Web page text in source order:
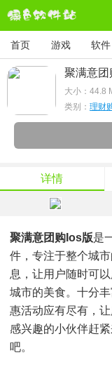
首页 游戏 软件
聚满意团
大小： 44.8
类别： 理财
详情
聚满意团购ios版是
件，专注于整个城
息，让用户随时可
城市的美食。十分
惠活动应有尽有，
感兴趣的小伙伴赶
吧。